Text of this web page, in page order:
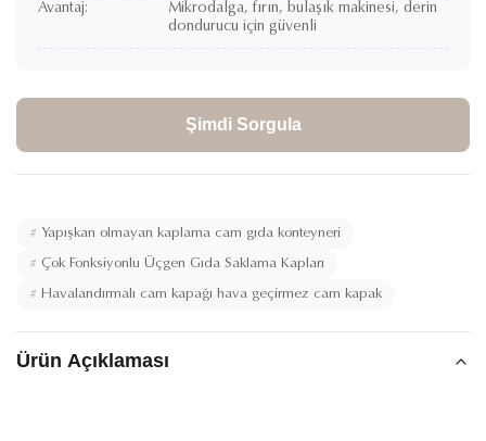
Avantaj:
Mikrodalga, fırın, bulaşık makinesi, derin
dondurucu için güvenli
Şimdi Sorgula
# Yapışkan olmayan kaplama cam gıda konteyneri
# Çok Fonksiyonlu Üçgen Gıda Saklama Kapları
# Havalandırmalı cam kapağı hava geçirmez cam kapak
Ürün Açıklaması